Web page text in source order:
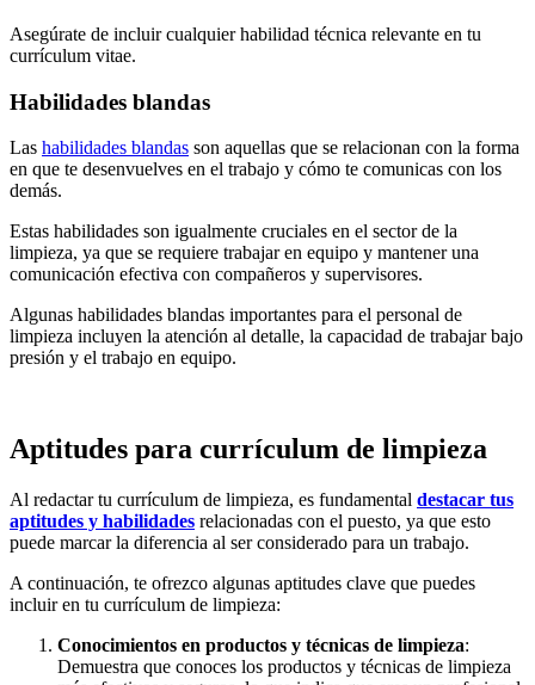
Asegúrate de incluir cualquier habilidad técnica relevante en tu
currículum vitae.
Habilidades blandas
Las habilidades blandas son aquellas que se relacionan con la forma
en que te desenvuelves en el trabajo y cómo te comunicas con los
demás.
Estas habilidades son igualmente cruciales en el sector de la
limpieza, ya que se requiere trabajar en equipo y mantener una
comunicación efectiva con compañeros y supervisores.
Algunas habilidades blandas importantes para el personal de
limpieza incluyen la atención al detalle, la capacidad de trabajar bajo
presión y el trabajo en equipo.
Aptitudes para currículum de limpieza
Al redactar tu currículum de limpieza, es fundamental destacar tus
aptitudes y habilidades relacionadas con el puesto, ya que esto
puede marcar la diferencia al ser considerado para un trabajo.
A continuación, te ofrezco algunas aptitudes clave que puedes
incluir en tu currículum de limpieza:
Conocimientos en productos y técnicas de limpieza:
Demuestra que conoces los productos y técnicas de limpieza